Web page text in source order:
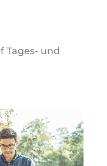
Tages- und